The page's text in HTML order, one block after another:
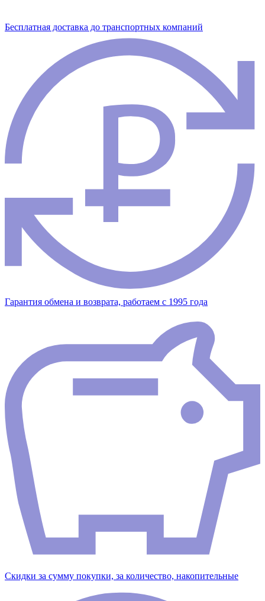
Бесплатная доставка до транспортных компаний
Гарантия обмена и возврата, работаем с 1995 года
Скидки за сумму покупки, за количество, накопительные